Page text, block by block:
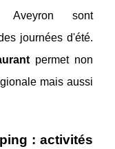
sont
journées d'été.
permet non
mais aussi
: activités